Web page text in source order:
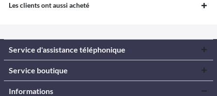
Les clients ont aussi acheté
Service d'assistance téléphonique
Service boutique
Informations